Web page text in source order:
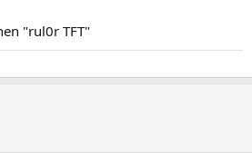
"rul0r TFT"